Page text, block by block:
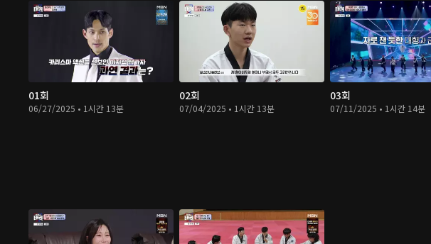
01회
06/27/2025 • 1시간 13분
02회
07/04/2025 • 1시간 13분
03회
07/11/2025 • 1시간 14분